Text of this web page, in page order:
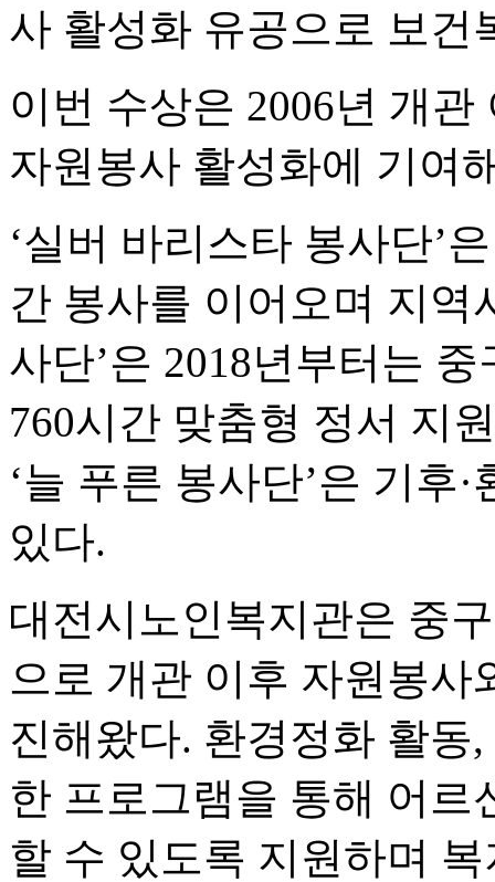
사 활성화 유공으로 보건
이번 수상은 2006년 개
자원봉사 활성화에 기여
‘실버 바리스타 봉사단’
간 봉사를 이어오며 지역
사단’은 2018년부터는
760시간 맞춤형 정서 지
‘늘 푸른 봉사단’은 기후
있다.
대전시노인복지관은 중
으로 개관 이후 자원봉사
진해왔다. 환경정화 활동
한 프로그램을 통해 어
할 수 있도록 지원하며